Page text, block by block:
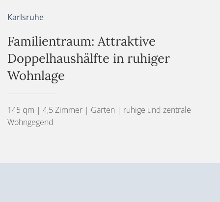
Karlsruhe
Familientraum: Attraktive
Doppelhaushälfte in ruhiger
Wohnlage
145 qm | 4,5 Zimmer | Garten | ruhige und zentrale
Wohngegend